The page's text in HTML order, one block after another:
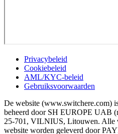
Privacybeleid
Cookiebeleid
AML/KYC-beleid
Gebruiksvoorwaarden
De website (www.switchere.com)
beheerd door SH EUROPE UAB
25-701, VILNIUS, Litouwen. Alle
website worden geleverd door